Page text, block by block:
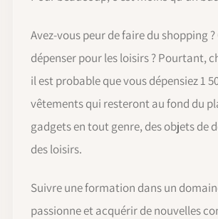
Avez-vous peur de faire du shopping ?
dépenser pour les loisirs ? Pourtant,
il est probable que vous dépensiez 1
vêtements qui resteront au fond du
gadgets en tout genre, des objets de
des loisirs.
Suivre une formation dans un
passionne et acquérir de nouvelles